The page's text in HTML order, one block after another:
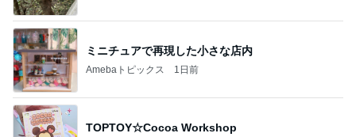
ミニチュアで再現した小さな店内
Amebaトピックス 1日前
TOPTOY☆Cocoa Workshop